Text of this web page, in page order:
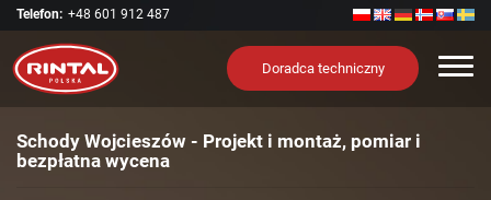
Telefon: +48 601 912 487
Doradca techniczny
Schody Wojcieszów - Projekt i montaż, pomiar i
bezpłatna wycena